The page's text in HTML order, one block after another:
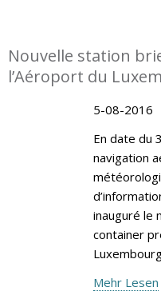
Nouvelle station
l’Aéroport du
5-08-2016
En date du
navigation
inauguré le
container
Mehr Lesen